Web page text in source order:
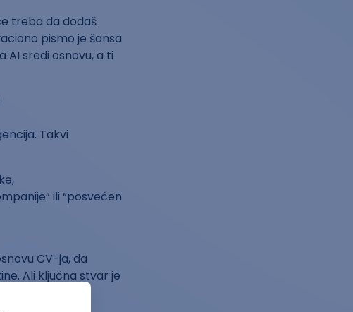
treba da dodaš
pismo je šansa
AI sredi osnovu, a ti
Takvi
ili “posvećen
CV-ja, da
Ali ključna stvar je